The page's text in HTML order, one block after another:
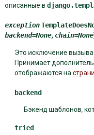
описанные в
exception
backend=None, chain=None
Это исключение
Принимает
отображаются на
backend
Бэкенд шаблонов,
tried